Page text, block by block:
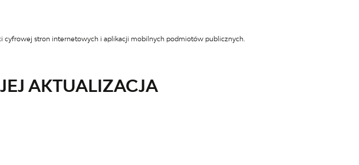
cyfrowej stron internetowych i aplikacji mobilnych podmiotów publicznych.
AKTUALIZACJA